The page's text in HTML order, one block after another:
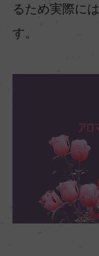
るため実際には
す。